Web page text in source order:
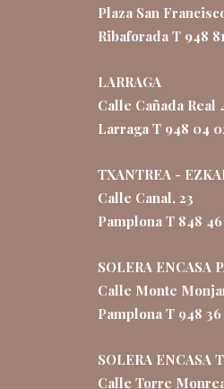
Plaza San
Ribaforada T 948
LARRAGA
Calle Cañada Real
Larraga T 948 04
TXANTREA -
Calle Canal, 23
Pamplona T 848 46
SOLERA ENCASA
Calle Monte
Pamplona T 948 36
SOLERA ENCASA
Calle Torre